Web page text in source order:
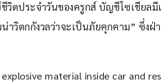
วิตประจำวันของครูกส์ บัญชีโซเชียล
วิตกกังวลว่าจะเป็นภัยคุกคาม” ซึ่งฝ่า
material inside car and